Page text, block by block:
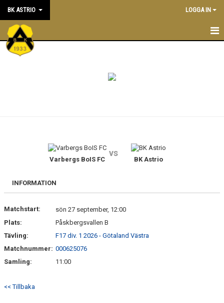
BK ASTRIO LOGGA IN
HEM
BLI MEDLEM
SÖNDRUMS IP
TRYGG I ASTRIO
ASTRIOSHOPEN
Varbergs BoIS FC
vs
BK Astrio
INFORMATION
Matchstart:
sön 27 september, 12:00
Plats:
Påskbergsvallen B
Tävling:
F17 div. 1 2026 - Götaland Västra
Matchnummer: 000625076
Samling:
11:00
<< Tillbaka